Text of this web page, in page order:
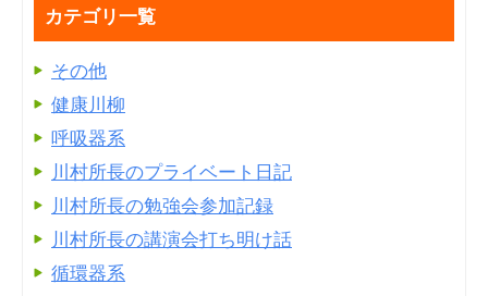
カテゴリ一覧
その他
健康川柳
呼吸器系
川村所長のプライベート日記
川村所長の勉強会参加記録
川村所長の講演会打ち明け話
循環器系